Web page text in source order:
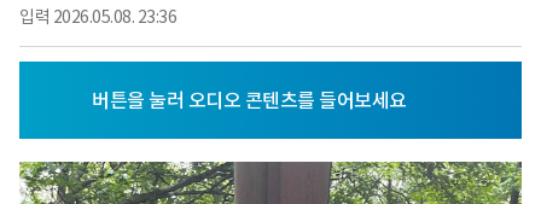
입력 2026.05.08. 23:36